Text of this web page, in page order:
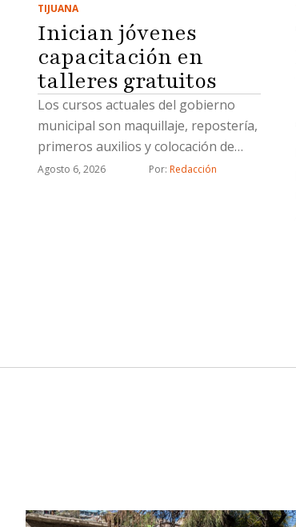
TIJUANA
Inician jóvenes
capacitación en
talleres gratuitos
Los cursos actuales del gobierno
municipal son maquillaje, repostería,
primeros auxilios y colocación de
uñas acrílicas
Agosto 6, 2026 Por: Redacción